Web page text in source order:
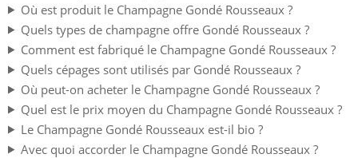
Où est produit le Champagne Gondé Rousseaux ?
Quels types de champagne offre Gondé Rousseaux ?
Comment est fabriqué le Champagne Gondé Rousseaux ?
Quels cépages sont utilisés par Gondé Rousseaux ?
Où peut-on acheter le Champagne Gondé Rousseaux ?
Quel est le prix moyen du Champagne Gondé Rousseaux ?
Le Champagne Gondé Rousseaux est-il bio ?
Avec quoi accorder le Champagne Gondé Rousseaux ?